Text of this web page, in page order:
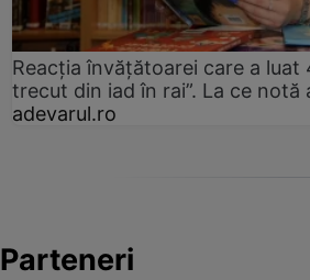
Reacția învățătoarei care a luat
trecut din iad în rai”. La ce
adevarul.ro
Parteneri